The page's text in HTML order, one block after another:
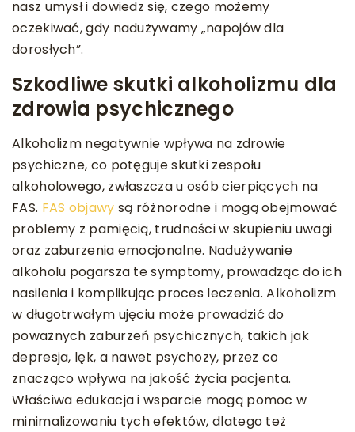
nasz umysł i dowiedz się, czego możemy
oczekiwać, gdy nadużywamy „napojów dla
dorosłych”.
Szkodliwe skutki alkoholizmu dla
zdrowia psychicznego
Alkoholizm negatywnie wpływa na zdrowie
psychiczne, co potęguje skutki zespołu
alkoholowego, zwłaszcza u osób cierpiących na
FAS. FAS objawy są różnorodne i mogą obejmować
problemy z pamięcią, trudności w skupieniu uwagi
oraz zaburzenia emocjonalne. Nadużywanie
alkoholu pogarsza te symptomy, prowadząc do ich
nasilenia i komplikując proces leczenia. Alkoholizm
w długotrwałym ujęciu może prowadzić do
poważnych zaburzeń psychicznych, takich jak
depresja, lęk, a nawet psychozy, przez co
znacząco wpływa na jakość życia pacjenta.
Właściwa edukacja i wsparcie mogą pomoc w
minimalizowaniu tych efektów, dlatego też